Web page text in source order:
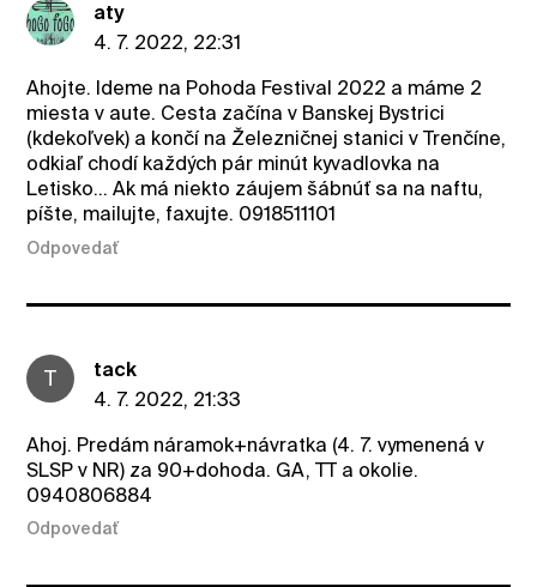
aty
4. 7. 2022, 22:31
Ahojte. Ideme na Pohoda Festival 2022 a máme 2
miesta v aute. Cesta začína v Banskej Bystrici
(kdekoľvek) a končí na Železničnej stanici v Trenčíne,
odkiaľ chodí každých pár minút kyvadlovka na
Letisko... Ak má niekto záujem šábnúť sa na naftu,
píšte, mailujte, faxujte. 0918511101
Odpovedať
T
tack
4. 7. 2022, 21:33
Ahoj. Predám náramok+návratka (4. 7. vymenená v
SLSP v NR) za 90+dohoda. GA, TT a okolie.
0940806884
Odpovedať